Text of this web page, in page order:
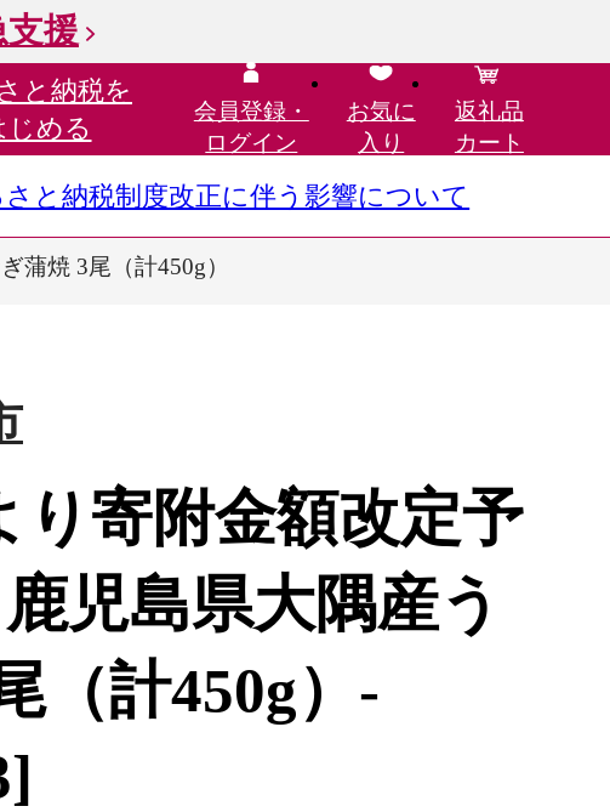
支援
と納税を
じめる
会員登録・
ログイン
お気に
入り
返礼品
カート
さと納税制度改正に伴う影響について
蒲焼 3尾（計450g）
り寄附金額改定予
児島県大隅産う
（計450g）-